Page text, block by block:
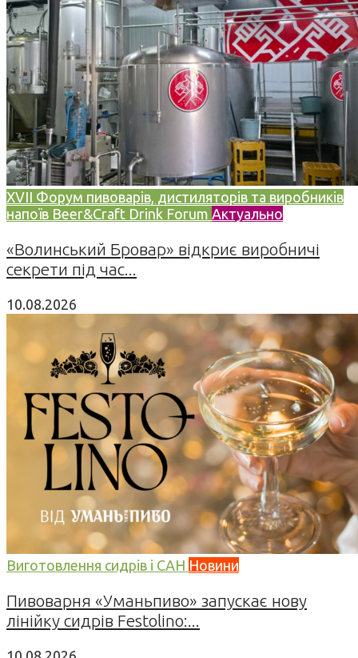
XVII Форум пивоварів, дистиляторів та виробників
напоїв Beer&Craft Drink Forum Актуально
«Волинський Бровар» відкриє виробничі
секрети під час...
10.08.2026
Виготовлення сидрів і САН Новини
Пивоварня «Уманьпиво» запускає нову
лінійку сидрів Festolino:...